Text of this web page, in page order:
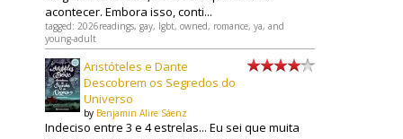
acontecer. Embora isso, conti...
tagged: 2026readings, gay, lgbt, owned, romance, ya, and
young-adult
Aristóteles e Dante
Descobrem os Segredos do
Universo
by Benjamin Alire Sáenz
Indeciso entre 3 e 4 estrelas... Eu sei que muita